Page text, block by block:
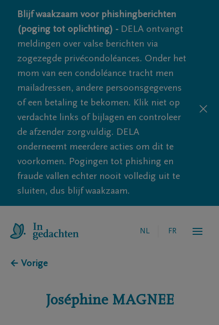
Blijf waakzaam voor phishingberichten
(poging tot oplichting) - DELA ontvangt
meldingen over valse berichten via
zogezegde privécondoléances. Onder het
mom van een condoléance tracht men
mailadressen, andere persoonsgegevens
of een betaling te bekomen. Klik niet op
verdachte links of bijlagen en controleer
de afzender zorgvuldig. DELA
onderneemt meerdere acties om dit te
voorkomen. Pogingen tot phishing en
fraude vallen echter nooit volledig uit te
sluiten, dus blijf waakzaam.
NL FR
← Vorige
Joséphine MAGNEE